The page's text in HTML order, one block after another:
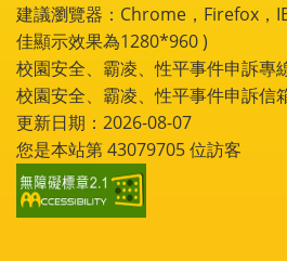
建議瀏覽器：Chrome，Firefox，
佳顯示效果為1280*960 )
校園安全、霸凌、性平事件申訴專
校園安全、霸凌、性平事件申訴
更新日期：2026-08-07
您是本站第43079705位訪客